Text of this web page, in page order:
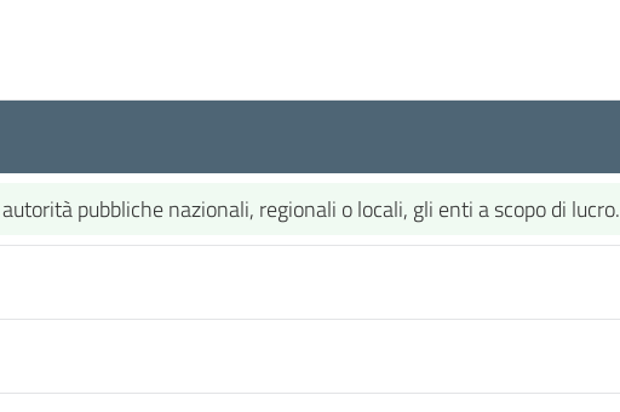
pubbliche nazionali, regionali o locali, gli enti a scopo di lucro.